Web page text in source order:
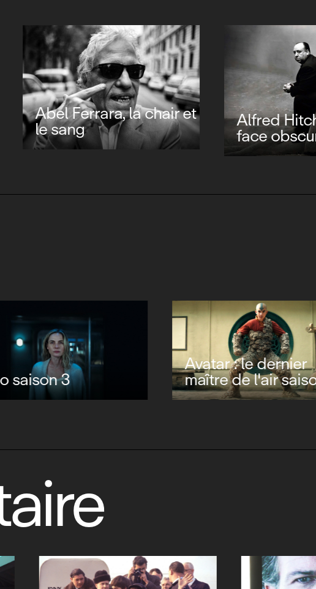
Hitchcock, la
du maître
Altman… Amérique, je
te hais
3
Avatar : le dernier
maître de l'air saison 2